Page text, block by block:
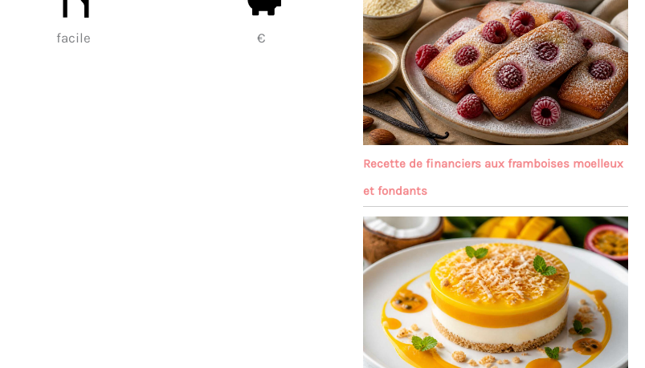
facile €
Recette de financiers aux framboises moelleux
et fondants